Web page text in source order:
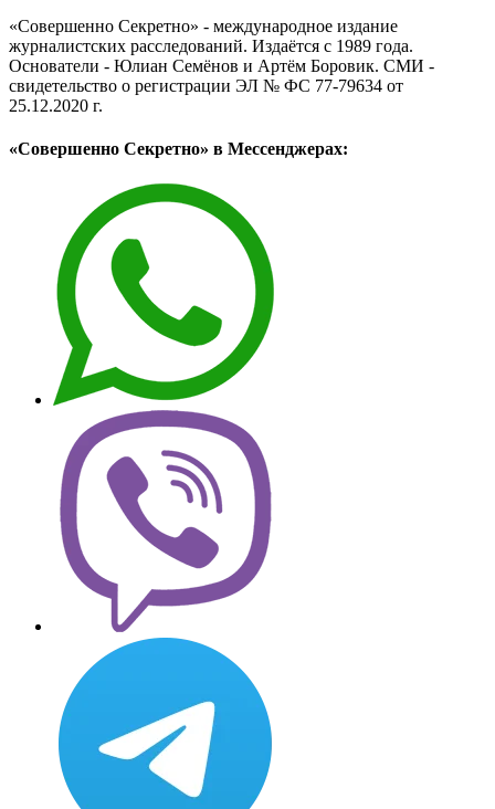
«Совершенно Секретно» - международное издание
журналистских расследований. Издаётся с 1989 года.
Основатели - Юлиан Семёнов и Артём Боровик. CМИ -
свидетельство о регистрации ЭЛ № ФС 77-79634 от
25.12.2020 г.
«Совершенно Секретно» в Мессенджерах: